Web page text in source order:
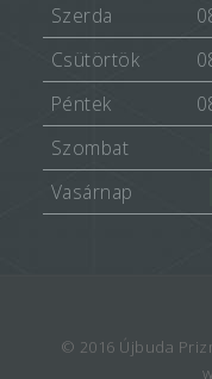
Szerda
Csütörtök
Péntek
Szombat
Vasárnap
© 2016 Újbuda